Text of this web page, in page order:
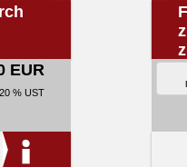
EUR
% UST